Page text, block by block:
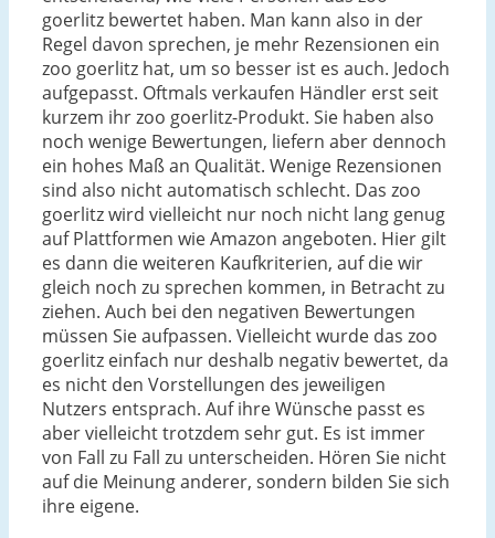
goerlitz bewertet haben. Man kann also in der
Regel davon sprechen, je mehr Rezensionen ein
zoo goerlitz hat, um so besser ist es auch. Jedoch
aufgepasst. Oftmals verkaufen Händler erst seit
kurzem ihr zoo goerlitz-Produkt. Sie haben also
noch wenige Bewertungen, liefern aber dennoch
ein hohes Maß an Qualität. Wenige Rezensionen
sind also nicht automatisch schlecht. Das zoo
goerlitz wird vielleicht nur noch nicht lang genug
auf Plattformen wie Amazon angeboten. Hier gilt
es dann die weiteren Kaufkriterien, auf die wir
gleich noch zu sprechen kommen, in Betracht zu
ziehen. Auch bei den negativen Bewertungen
müssen Sie aufpassen. Vielleicht wurde das zoo
goerlitz einfach nur deshalb negativ bewertet, da
es nicht den Vorstellungen des jeweiligen
Nutzers entsprach. Auf ihre Wünsche passt es
aber vielleicht trotzdem sehr gut. Es ist immer
von Fall zu Fall zu unterscheiden. Hören Sie nicht
auf die Meinung anderer, sondern bilden Sie sich
ihre eigene.